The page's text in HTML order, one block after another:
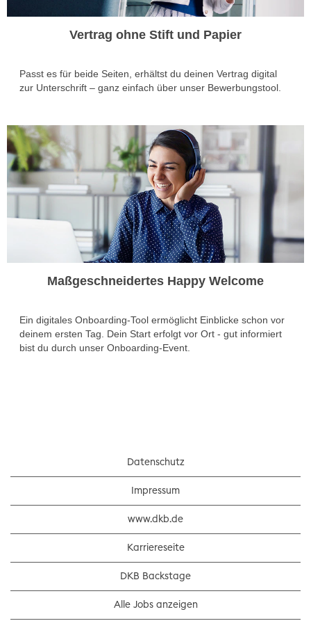
Vertrag ohne Stift und Papier
Passt es für beide Seiten, erhältst du deinen Vertrag digital
zur Unterschrift – ganz einfach über unser Bewerbungstool.
Maßgeschneidertes Happy Welcome
Ein digitales Onboarding-Tool ermöglicht Einblicke schon vor
deinem ersten Tag. Dein Start erfolgt vor Ort - gut informiert
bist du durch unser Onboarding-Event.
Datenschutz
Impressum
www.dkb.de
Karriereseite
DKB Backstage
Alle Jobs anzeigen